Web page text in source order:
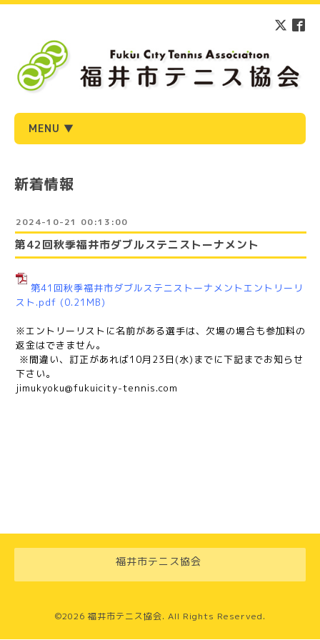
MENU ▼
新着情報
2024-10-21 00:13:00
第42回秋季福井市ダブルステニストーナメント
第41回秋季福井市ダブルステニストーナメントエントリーリ
スト.pdf (0.21MB)
※エントリーリストに名前がある選手は、欠場の場合も参加料の
返金はできません。
※間違い、訂正があれば10月23日(水)までに下記までお知らせ
下さい。
jimukyoku@fukuicity-tennis.com
福井市テニス協会
©2026 福井市テニス協会. All Rights Reserved.